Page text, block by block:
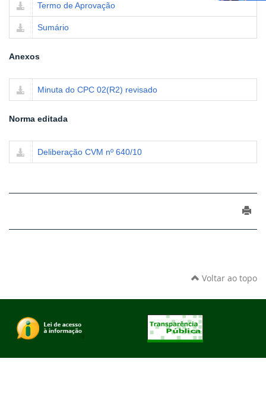
Termo de Aprovação
Sumário
Anexos
Minuta do CPC 02(R2) revisado
Norma editada
Deliberação CVM nº 640/10
Voltar ao topo